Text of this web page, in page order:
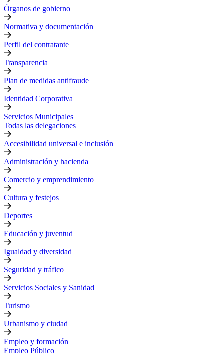
Órganos de gobierno
Normativa y documentación
Perfil del contratante
Transparencia
Plan de medidas antifraude
Identidad Corporativa
Servicios Municipales
Todas las delegaciones
Accesibilidad universal e inclusión
Administración y hacienda
Comercio y emprendimiento
Cultura y festejos
Deportes
Educación y juventud
Igualdad y diversidad
Seguridad y tráfico
Servicios Sociales y Sanidad
Turismo
Urbanismo y ciudad
Empleo y formación
Empleo Público